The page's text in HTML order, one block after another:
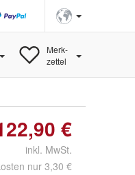
Merk-
zettel
€
inkl. MwSt.
nur 3,30 €